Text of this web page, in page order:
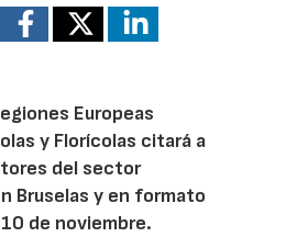
Europeas
y Florícolas citará a
del sector
Bruselas y en formato
de noviembre.